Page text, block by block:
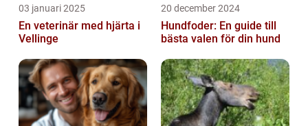
03 januari 2025
En veterinär med hjärta i
Vellinge
20 december 2024
Hundfoder: En guide till
bästa valen för din hund